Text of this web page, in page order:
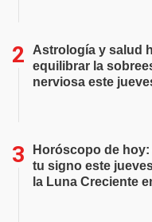
Astrología y salud
equilibrar la
nerviosa este
Horóscopo de
tu signo este
la Luna Creciente